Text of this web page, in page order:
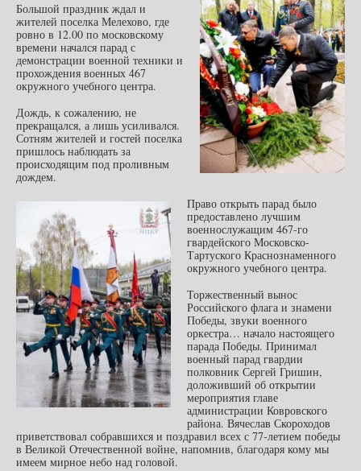
Большой праздник ждал и
жителей поселка Мелехово, где
ровно в 12.00 по московскому
времени начался парад с
демонстрации военной техники и
прохождения военных 467
окружного учебного центра.
Дождь, к сожалению, не
прекращался, а лишь усиливался.
Сотням жителей и гостей поселка
пришлось наблюдать за
происходящим под проливным
дождем.
Право открыть парад было
предоставлено лучшим
военнослужащим 467-го
гвардейского Московско-
Тартуского Краснознаменного
окружного учебного центра.
Торжественный вынос
Российского флага и знамени
Победы, звуки военного
оркестра… начало настоящего
парада Победы. Принимал
военный парад гвардии
полковник Сергей Гришин,
доложивший об открытии
мероприятия главе
администрации Ковровского
района. Вячеслав Скороходов
приветствовал собравшихся и поздравил всех с 77-летием победы
в Великой Отечественной войне, напомнив, благодаря кому мы
имеем мирное небо над головой.